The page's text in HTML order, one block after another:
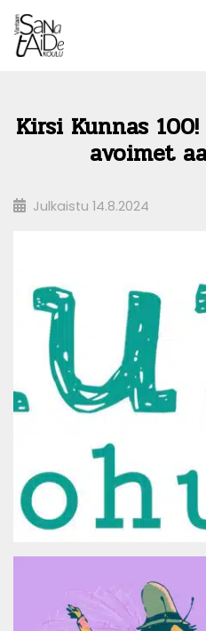
Kirsi Kunnas
avoimet
Julkaistu 14.8.2024